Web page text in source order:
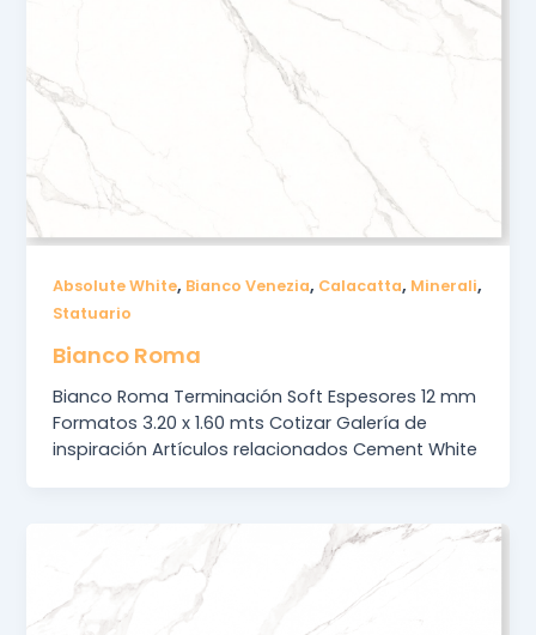
Absolute White, Bianco Venezia, Calacatta, Minerali,
Statuario
Bianco Roma
Bianco Roma Terminación Soft Espesores 12 mm
Formatos 3.20 x 1.60 mts Cotizar Galería de
inspiración Artículos relacionados Cement White